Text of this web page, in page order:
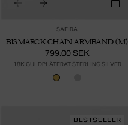
SAFIRA
BISMARCK CHAIN ARMBAND (M)
799.00 SEK
18K GULDPLÄTERAT STERLING SILVER
BESTSELLER